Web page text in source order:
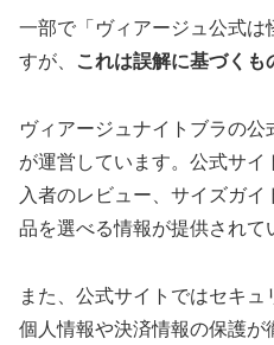
一部で「ヴィアージュ公式
すが、
これは誤解に基づくも
ヴィアージュナイトブラの公
が運営しています。公式サ
入者のレビュー、サイズガ
品を選べる情報が提供されて
また、公式サイトではセキュ
個人情報や決済情報の保護が